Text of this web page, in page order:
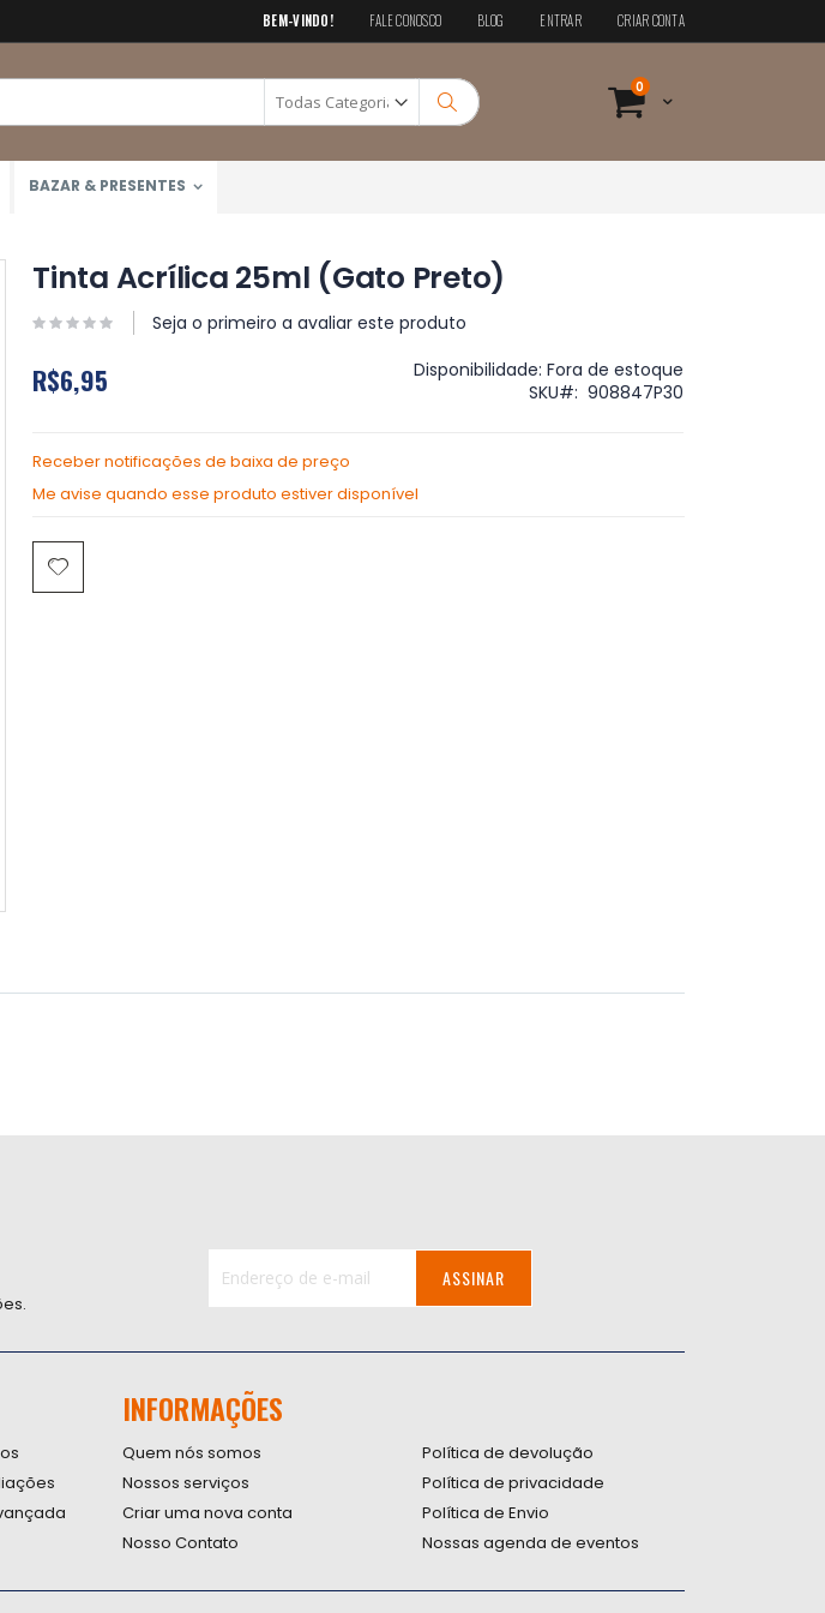
BEM-VINDO! FALE CONOSCO BLOG ENTRAR CRIAR CONTA
Cart
0 itens
Pesquisa
BAZAR & PRESENTES
Tinta Acrílica 25ml (Gato Preto)
Seja o primeiro a avaliar este produto
R$6,95 Disponibilidade: Fora de estoque
SKU
908847P30
Receber notificações de baixa de preço
Me avise quando esse produto estiver disponível
nossa
Newsletter:
ASSINAR
INFORMAÇÕES
Quem nós somos
Nossos serviços
Criar uma nova conta
Nosso Contato
Política de devolução
Política de privacidade
Política de Envio
Nossas agenda de eventos